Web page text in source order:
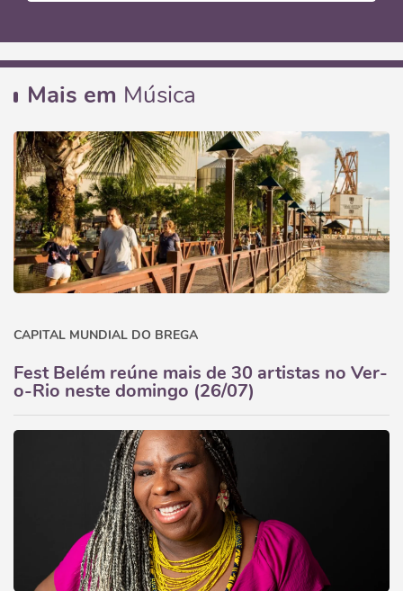
Mais em Música
CAPITAL MUNDIAL DO BREGA
Fest Belém reúne mais de 30 artistas no Ver-
o-Rio neste domingo (26/07)